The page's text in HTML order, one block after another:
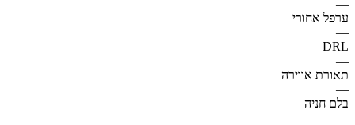
—
ערפל אחורי
—
DRL
—
תאורת אווירה
—
בלם חניה
—